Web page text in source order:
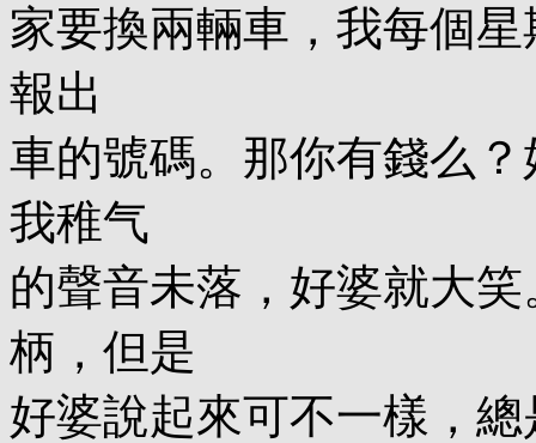
家要換兩輛車，我每個
報出
車的號碼。那你有錢么
我稚气
的聲音未落，好婆就大
柄，但是
好婆說起來可不一樣，